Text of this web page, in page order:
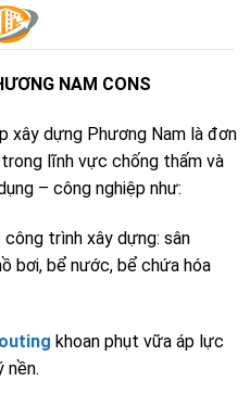
NAM CONS
xây dựng Phương Nam là đơn
lĩnh vực chống thấm và
– công nghiệp như:
trình xây dựng: sân
bơi, bể nước, bể chứa hóa
khoan phụt vữa áp lực
nền.